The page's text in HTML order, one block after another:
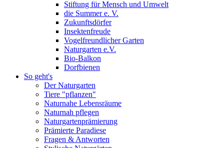
Stiftung für Mensch und Umwelt
die Summer e. V.
Zukunftsdörfer
Insektenfreude
Vogelfreundlicher Garten
Naturgarten e.V.
Bio-Balkon
Dorfbienen
So geht's
Der Naturgarten
Tiere "pflanzen"
Naturnahe Lebensräume
Naturnah pflegen
Naturgartenprämierung
Prämierte Paradiese
Fragen & Antworten